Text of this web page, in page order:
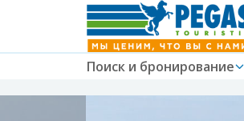
Поиск и бронирование